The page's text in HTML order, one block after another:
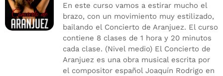
En este curso vamos a estirar mucho el
brazo, con un movimiento muy estilizado,
bailando el Concierto de Aranjuez. El curso
contiene 8 clases de 1 hora y 20 minutos
cada clase. (Nivel medio) El Concierto de
Aranjuez es una obra musical escrita por
el compositor español Joaquín Rodrigo en